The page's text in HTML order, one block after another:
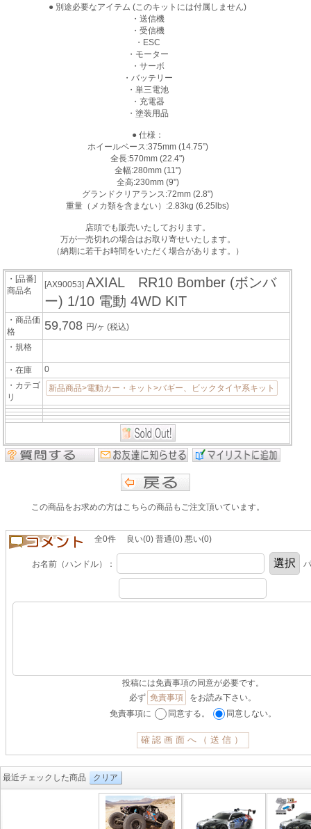
● 別途必要なアイテム (このキットには付属しません)
・送信機
・受信機
・ESC
・モーター
・サーボ
・バッテリー
・単三電池
・充電器
・塗装用品
● 仕様：
ホイールベース:375mm (14.75”)
全長:570mm (22.4")
全幅:280mm (11")
全高:230mm (9")
グランドクリアランス:72mm (2.8")
重量（メカ類を含まない）:2.83kg (6.25lbs)
店頭でも販売いたしております。
万が一売切れの場合はお取り寄せいたします。
（納期に若干お時間をいただく場合があります。）
・[品番]
商品名
[AX90053]AXIAL RR10 Bomber (ボンバ
ー) 1/10 電動 4WD KIT
・商品価
格
59,708 円/ヶ(税込)
・規格
・在庫
0
・カテゴ
リ
新品商品>電動カー・キット>バギー、ビックタイヤ系キット
この商品をお求めの方はこちらの商品もご注文頂いています。
全0件 良い(0) 普通(0) 悪い(0)
お名前（ハンドル）：
投稿には免責事項の同意が必要です。
必ず 免責事項
をお読み下さい。
免責事項に
同意する。 同意しない。
最近チェックした商品 クリア